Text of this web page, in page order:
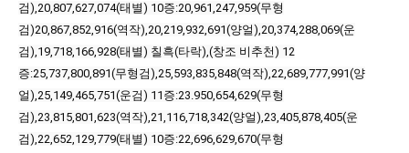
검),20,807,627,074(태별) 10증:20,961,247,959(무형
검)20,867,852,916(역작),20,219,932,691(양얼),20,374,288,069(운
검),19,718,166,928(태별) 칠흑(타락),(창조 비추천) 12
증:25,737,800,891(무형검),25,593,835,848(역작),22,689,777,991(양
얼),25,149,465,751(운검) 11증:23.950,654,629(무형
검),23,815,801,623(역작),21,116,718,342(양얼),23,405,878,405(운
검),22,652,129,779(태별) 10증:22,696,629,670(무형